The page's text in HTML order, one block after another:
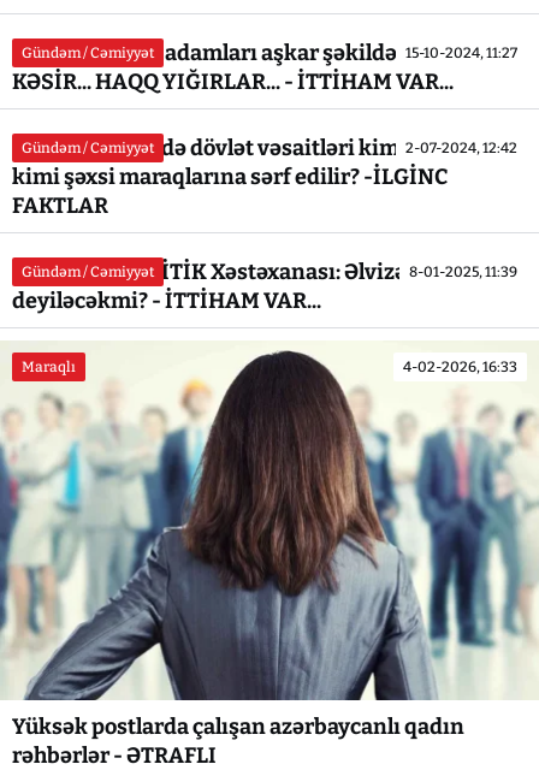
Gündəm / Cəmiyyət 15-10-2024, 11:27
Anar Rzayevin adamları aşkar şəkildə RACON
KƏSİR... HAQQ YIĞIRLAR... - İTTİHAM VAR...
Gündəm / Cəmiyyət 2-07-2024, 12:42
"AZƏRENERJİ"də dövlət vəsaitləri kimlərin nə
kimi şəxsi maraqlarına sərf edilir? -İLGİNC
FAKTLAR
Gündəm / Cəmiyyət 8-01-2025, 11:39
Respublika KRİTİK Xəstəxanası: Əlvizə `ƏLVİDA`
deyiləcəkmi? - İTTİHAM VAR...
Maraqlı 4-02-2026, 16:33
Yüksək postlarda çalışan azərbaycanlı qadın
rəhbərlər - ƏTRAFLI